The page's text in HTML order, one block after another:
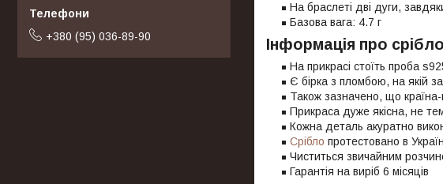
На браслеті дві дуги,
Базова вага: 4.7 г
Інформація про
На прикрасі стоїть проба
Є бірка з пломбою, на якій
Також зазначено, що
Прикраса дуже якісна, не
Кожна деталь акуратно
Срібло протестовано в
Чиститься звичайним
Гарантія на виріб 6 місяців
+380 (95) 036-89-90